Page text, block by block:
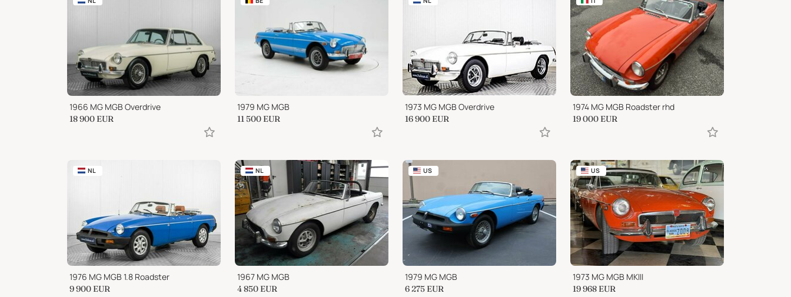
1966 MG MGB Overdrive
18 900 EUR
1979 MG MGB
11 500 EUR
1973 MG MGB Overdrive
16 900 EUR
1974 MG MGB Roadster rhd
19 000 EUR
NL
1976 MG MGB 1.8 Roadster
9 900 EUR
NL
1967 MG MGB
4 850 EUR
US
1979 MG MGB
6 275 EUR
US
1973 MG MGB MKIII
19 968 EUR